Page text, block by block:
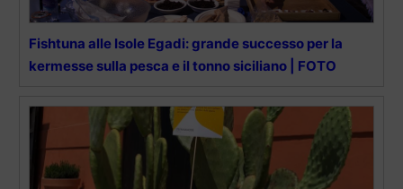
Fishtuna alle Isole Egadi: grande successo per la
kermesse sulla pesca e il tonno siciliano | FOTO